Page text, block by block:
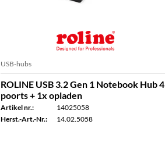
USB-hubs
ROLINE USB 3.2 Gen 1 Notebook Hub 4
poorts + 1x opladen
Artikel nr.:
14025058
Herst.-Art.-Nr.:
14.02.5058